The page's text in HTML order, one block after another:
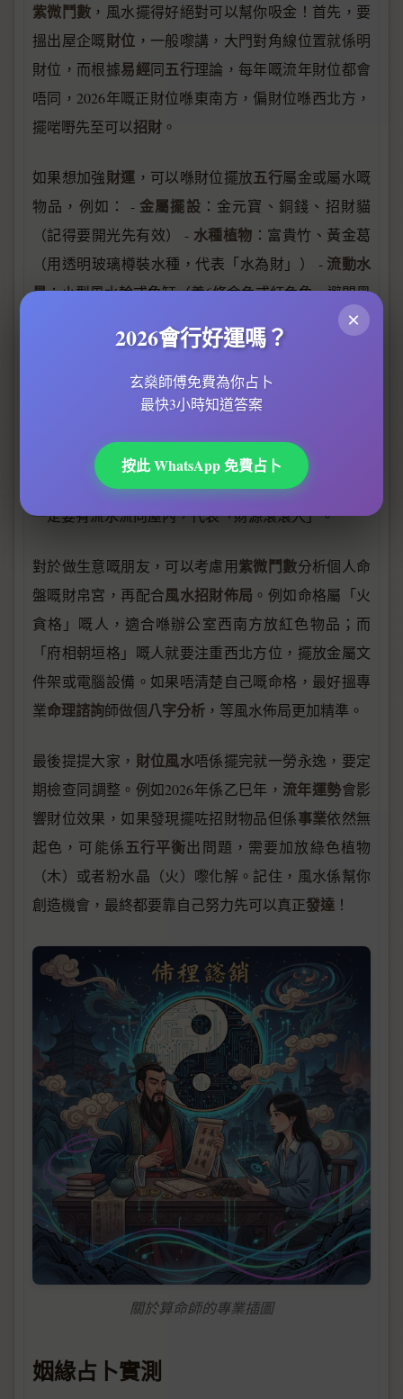
紫微鬥數 ，風水擺得好絕對可以幫你吸金！首先，要
搵出屋企嘅財位 ，一般嚟講，大門對角線位置就係明
財位，而根據易經同五行理論，每年嘅流年財位都會
唔同，2026年嘅正財位喺東南方，偏財位喺西北方，
擺啱嘢先至可以招財 。
如果想加強財運 ，可以喺財位擺放五行屬金或屬水嘅
物品，例如： - 金屬擺設 ：金元寶、銅錢、招財貓
（記得要開光先有效） - 水種植物 ：富貴竹、黃金葛
（用透明玻璃樽裝水種，代表「水為財」） - 流動水
景：小型風水輪或魚缸（養6條金色或紅色魚，避開黑
財位最忌有衣櫃、 櫥櫃
住，會阻住財氣流通。另外，財位一定要保持乾淨明
LED燈長期照亮，等啲財氣唔會「黐立立」。有啲
會建議客人喺財位貼揮春或者掛山水畫，但畫中
一定要有流水流向屋內，代表「財源滾滾入」。
對於做生意嘅朋友，可以考慮用紫微鬥數分析個人命
盤嘅財帛宮，再配合風水招財佈局 。例如命格屬「火
貪格」嘅人，適合喺辦公室西南方放紅色物品；而
「府相朝垣格」嘅人就要注重西北方位，擺放金屬文
件架或電腦設備。如果唔清楚自己嘅命格，最好搵專
業命理諮詢師做個八字分析 ，等風水佈局更加精準。
最後提提大家， 財位風水唔係擺完就一勞永逸，要定
期檢查同調整。例如2026年係乙巳年， 流年運勢會影
響財位效果，如果發現擺咗招財物品但係事業依然無
起色，可能係五行平衡出問題，需要加放綠色植物
（木）或者粉水晶（火）嚟化解。記住，風水係幫你
創造機會，最終都要靠自己努力先可以真正發達 ！
關於算命師的專業插圖
姻緣占卜實測
×
2026會行好運嗎？
玄燊師傅免費為你占卜
最快3小時知道答案
按此 WhatsApp 免費占卜